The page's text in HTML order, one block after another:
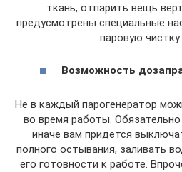
ткань, отпарить вещь
предусмотрены специальные
паровую чистку
Возможность
Не в каждый парогенератор
во время работы.
иначе вам придется
полного остывания, заливать
его готовности к работе.